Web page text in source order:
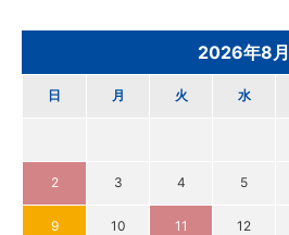
2026年8月
日 月 火 水
2 3 4 5
9 10 11 12